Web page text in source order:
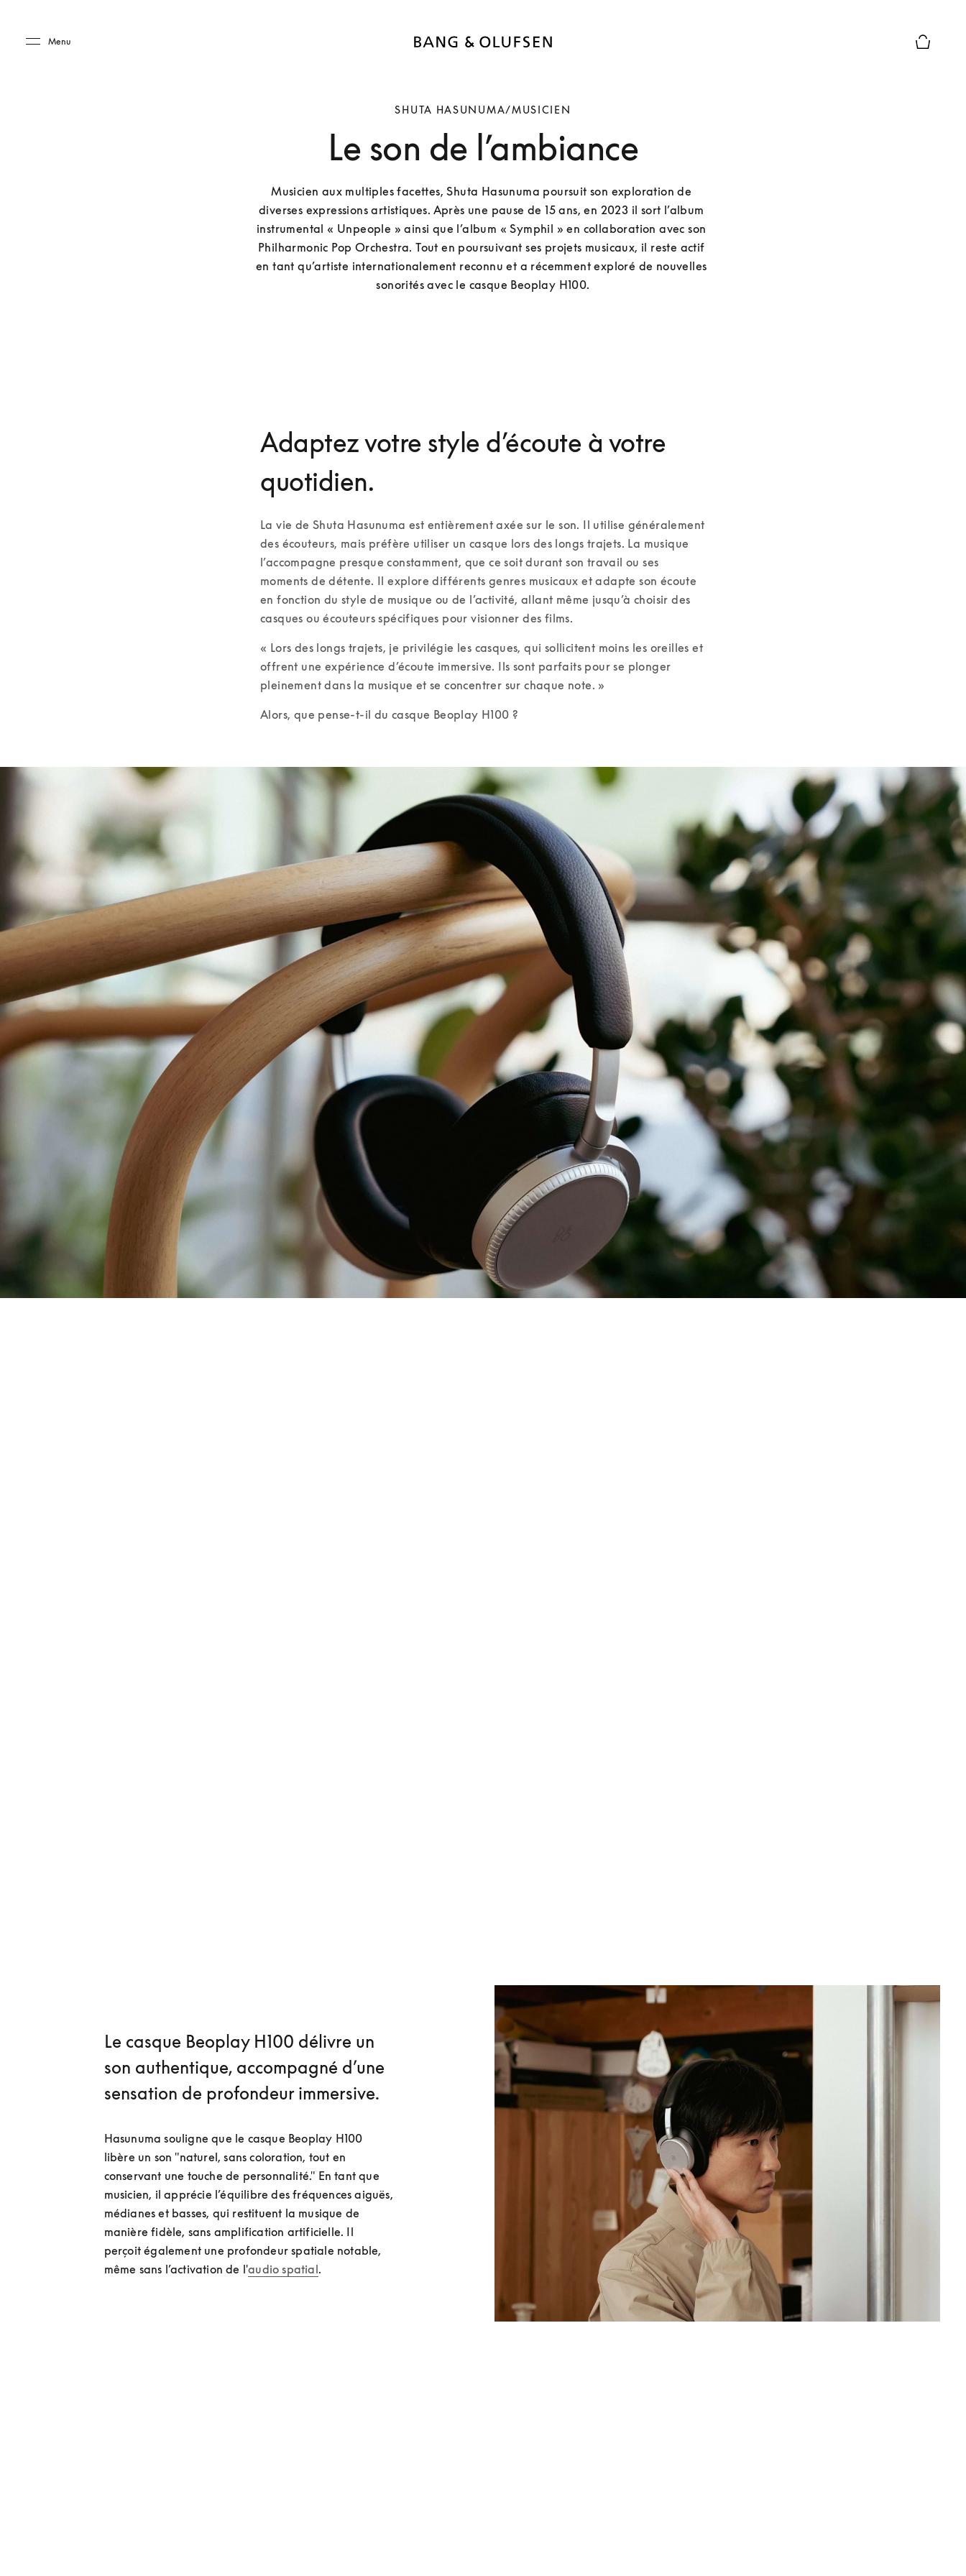
Menu
SHUTA HASUNUMA/MUSICIEN
Le son de l’ambiance
Musicien aux multiples facettes, Shuta Hasunuma poursuit son exploration de
diverses expressions artistiques. Après une pause de 15 ans, en 2023 il sort l’album
instrumental « Unpeople » ainsi que l’album « Symphil » en collaboration avec son
Philharmonic Pop Orchestra. Tout en poursuivant ses projets musicaux, il reste actif
en tant qu’artiste internationalement reconnu et a récemment exploré de nouvelles
sonorités avec le casque Beoplay H100.
Adaptez votre style d’écoute à votre
quotidien.
La vie de Shuta Hasunuma est entièrement axée sur le son. Il utilise généralement
des écouteurs, mais préfère utiliser un casque lors des longs trajets. La musique
l’accompagne presque constamment, que ce soit durant son travail ou ses
moments de détente. Il explore différents genres musicaux et adapte son écoute
en fonction du style de musique ou de l’activité, allant même jusqu’à choisir des
casques ou écouteurs spécifiques pour visionner des films.
« Lors des longs trajets, je privilégie les casques, qui sollicitent moins les oreilles et
offrent une expérience d’écoute immersive. Ils sont parfaits pour se plonger
pleinement dans la musique et se concentrer sur chaque note. »
Alors, que pense-t-il du casque Beoplay H100 ?
Le casque Beoplay H100 délivre un
son authentique, accompagné d’une
sensation de profondeur immersive.
Hasunuma souligne que le casque Beoplay H100
libère un son "naturel, sans coloration, tout en
conservant une touche de personnalité." En tant que
musicien, il apprécie l’équilibre des fréquences aiguës,
médianes et basses, qui restituent la musique de
manière fidèle, sans amplification artificielle. Il
perçoit également une profondeur spatiale notable,
même sans l’activation de l'audio spatial.